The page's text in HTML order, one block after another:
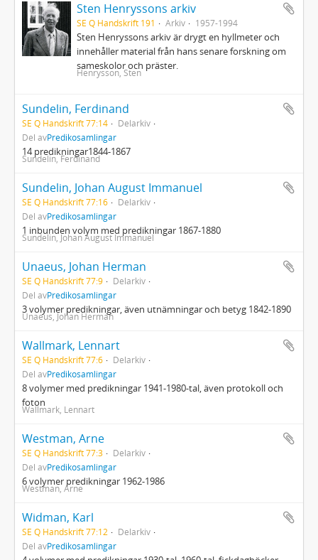
Sten Henryssons arkiv
SE Q Handskrift 191 Arkiv 1957-1994
Sten Henryssons arkiv är drygt en hyllmeter och
innehåller material från hans senare forskning om
sameskolor och präster.
Henrysson, Sten
Sundelin, Ferdinand
SE Q Handskrift 77:14
Delarkiv
Del avPredikosamlingar
14 predikningar1844-1867
Sundelin, Ferdinand
Sundelin, Johan August Immanuel
SE Q Handskrift 77:16
Delarkiv
Del avPredikosamlingar
1 inbunden volym med predikningar 1867-1880
Sundelin, Johan August Immanuel
Unaeus, Johan Herman
SE Q Handskrift 77:9
Delarkiv
Del avPredikosamlingar
3 volymer predikningar, även utnämningar och betyg 1842-1890
Unaeus, Johan Herman
Wallmark, Lennart
SE Q Handskrift 77:6
Delarkiv
Del avPredikosamlingar
8 volymer med predikningar 1941-1980-tal, även protokoll och
foton
Wallmark, Lennart
Westman, Arne
SE Q Handskrift 77:3
Delarkiv
Del avPredikosamlingar
6 volymer predikningar 1962-1986
Westman, Arne
Widman, Karl
SE Q Handskrift 77:12
Delarkiv
Del avPredikosamlingar